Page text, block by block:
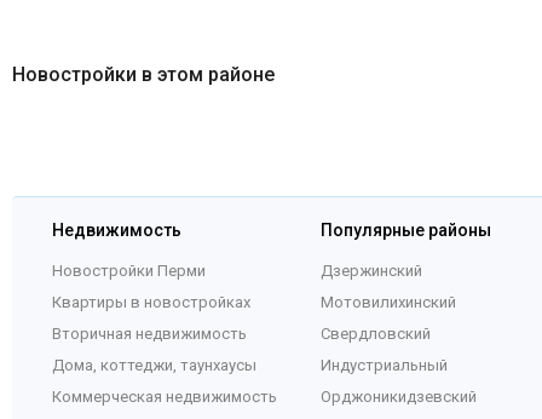
Новостройки в этом районе
Недвижимость
Новостройки Перми
Квартиры в новостройках
Вторичная недвижимость
Дома, коттеджи, таунхаусы
Коммерческая недвижимость
Популярные районы
Дзержинский
Мотовилихинский
Свердловский
Индустриальный
Орджоникидзевский